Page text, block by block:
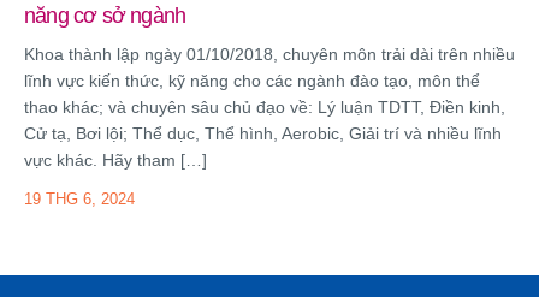
năng cơ sở ngành
Khoa thành lập ngày 01/10/2018, chuyên môn trải dài trên nhiều
lĩnh vực kiến thức, kỹ năng cho các ngành đào tạo, môn thể
thao khác; và chuyên sâu chủ đạo về: Lý luận TDTT, Điền kinh,
Cử tạ, Bơi lội; Thể dục, Thể hình, Aerobic, Giải trí và nhiều lĩnh
vực khác. Hãy tham […]
19 THG 6, 2024